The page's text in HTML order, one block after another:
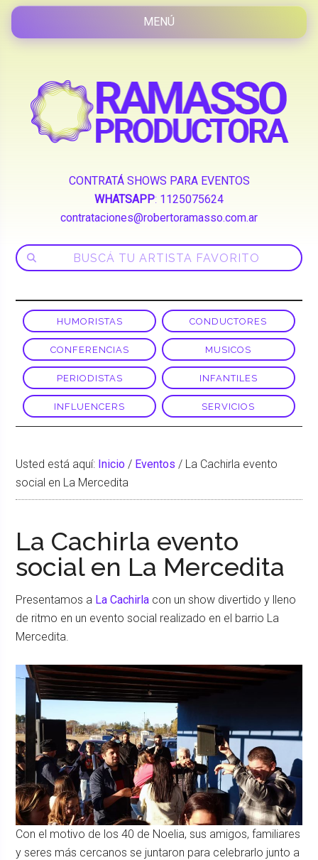
CONTRATÁ SHOWS PARA EVENTOS
WHATSAPP: 1125075624
contrataciones@robertoramasso.com.ar
HUMORISTAS CONDUCTORES
CONFERENCIAS MUSICOS
PERIODISTAS INFANTILES
INFLUENCERS SERVICIOS
Usted está aquí: Inicio / Eventos / La Cachirla evento
social en La Mercedita
La Cachirla evento
social en La Mercedita
Presentamos a La Cachirla con un show divertido y lleno
de ritmo en un evento social realizado en el barrio La
Mercedita.
Con el motivo de los 40 de Noelia, sus amigos, familiares
y seres más cercanos se juntaron para celebrarlo junto a